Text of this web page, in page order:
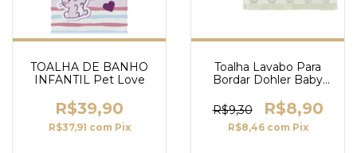
TOALHA DE BANHO
INFANTIL Pet Love
R$39,90
R$37,91 com Pix
Toalha Lavabo Para
Bordar Dohler Baby
R$9,30
R$8,90
R$8,46 com Pix